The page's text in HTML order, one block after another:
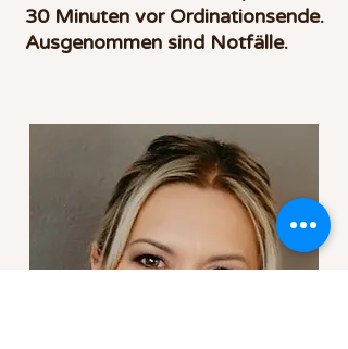
30 Minuten vor Ordinationsende.
Ausgenommen sind Notfälle.